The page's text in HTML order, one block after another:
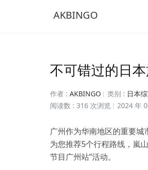
AKBINGO
不可错过的日
作者 : AKBINGO 类别 : 日本
阅读数 : 316 次浏览
2024 年
广州作为华南地区的重要城
为您推荐5个行程路线，嵐
节目广州站”活动。